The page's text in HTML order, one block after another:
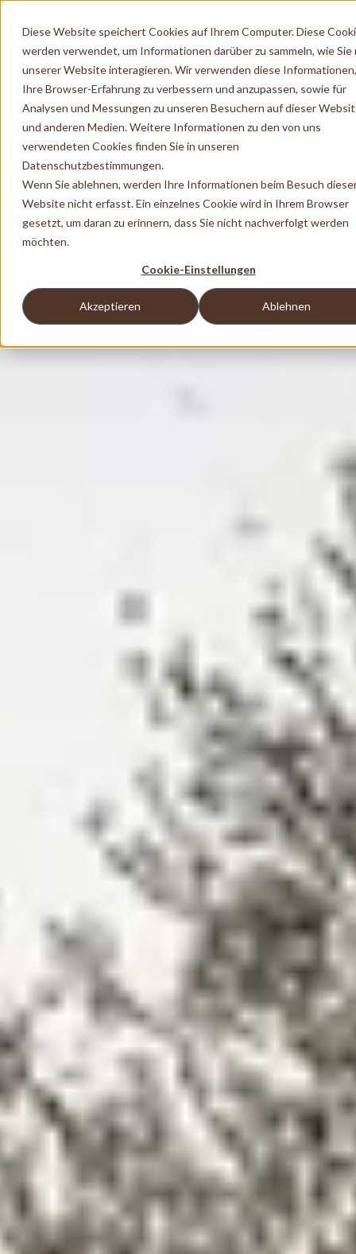
Diese Website speichert Cookies auf Ihrem Computer. Diese
werden verwendet, um Informationen darüber zu sammeln, wie Sie
unserer Website interagieren. Wir verwenden diese
Ihre Browser-Erfahrung zu verbessern und anzupassen, sowie für
Analysen und Messungen zu unseren Besuchern auf dieser
und anderen Medien. Weitere Informationen zu den von uns
verwendeten Cookies finden Sie in unseren
Datenschutzbestimmungen.
Wenn Sie ablehnen, werden Ihre Informationen beim Besuch
Website nicht erfasst. Ein einzelnes Cookie wird in Ihrem Browser
gesetzt, um daran zu erinnern, dass Sie nicht nachverfolgt werden
möchten.
Cookie-Einstellungen
Akzeptieren Ablehnen